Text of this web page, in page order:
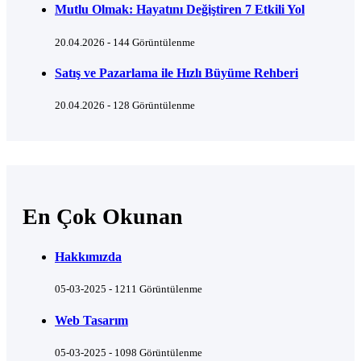
Mutlu Olmak: Hayatını Değiştiren 7 Etkili Yol
20.04.2026 - 144 Görüntülenme
Satış ve Pazarlama ile Hızlı Büyüme Rehberi
20.04.2026 - 128 Görüntülenme
En Çok Okunan
Hakkımızda
05-03-2025 - 1211 Görüntülenme
Web Tasarım
05-03-2025 - 1098 Görüntülenme